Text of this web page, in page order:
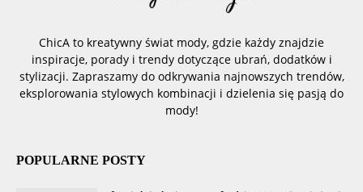
ChicA to kreatywny świat mody, gdzie każdy znajdzie
inspiracje, porady i trendy dotyczące ubrań, dodatków i
stylizacji. Zapraszamy do odkrywania najnowszych trendów,
eksplorowania stylowych kombinacji i dzielenia się pasją do
mody!
POPULARNE POSTY